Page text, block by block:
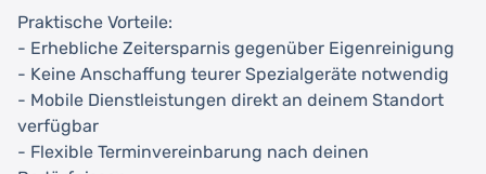
Praktische Vorteile:
- Erhebliche Zeitersparnis gegenüber Eigenreinigung
- Keine Anschaffung teurer Spezialgeräte notwendig
- Mobile Dienstleistungen direkt an deinem Standort
verfügbar
- Flexible Terminvereinbarung nach deinen